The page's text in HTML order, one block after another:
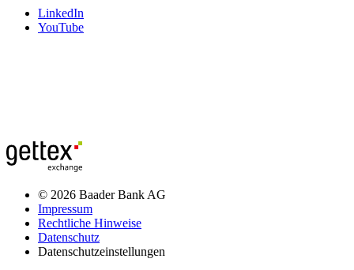
LinkedIn
YouTube
© 2026 Baader Bank AG
Impressum
Rechtliche Hinweise
Datenschutz
Datenschutzeinstellungen